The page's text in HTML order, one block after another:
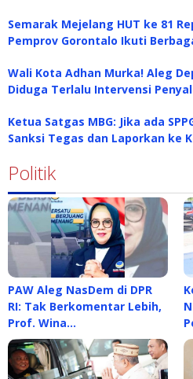
Semarak Mejelang HUT ke 81
Pemprov Gorontalo Ikuti
Wali Kota Adhan Murka! Aleg
Diduga Terlalu Intervensi
Ketua Satgas MBG: Jika ada
Sanksi Tegas dan Laporkan ke
Politik
PAW Aleg NasDem di DPR
RI: Tak Berkomentar Lebih,
Prof. Wina…